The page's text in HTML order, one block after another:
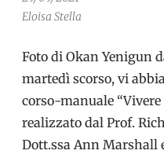
Eloisa Stella
Foto di Okan Yenigun
martedì scorso, vi
corso-manuale “Vivere
realizzato dal Prof.
Dott.ssa Ann Marshall